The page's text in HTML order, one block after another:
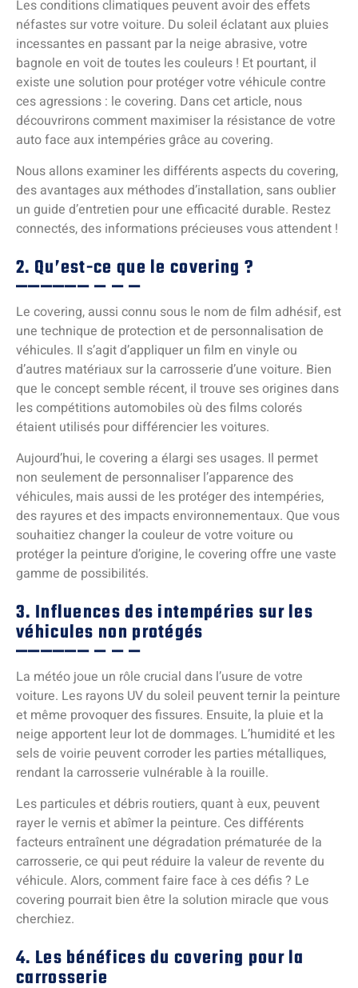
Les conditions climatiques peuvent avoir des effets
néfastes sur votre voiture. Du soleil éclatant aux pluies
incessantes en passant par la neige abrasive, votre
bagnole en voit de toutes les couleurs ! Et pourtant, il
existe une solution pour protéger votre véhicule contre
ces agressions : le covering. Dans cet article, nous
découvrirons comment maximiser la résistance de votre
auto face aux intempéries grâce au covering.
Nous allons examiner les différents aspects du covering,
des avantages aux méthodes d’installation, sans oublier
un guide d’entretien pour une efficacité durable. Restez
connectés, des informations précieuses vous attendent !
2. Qu’est-ce que le covering ?
Le covering, aussi connu sous le nom de film adhésif, est
une technique de protection et de personnalisation de
véhicules. Il s’agit d’appliquer un film en vinyle ou
d’autres matériaux sur la carrosserie d’une voiture. Bien
que le concept semble récent, il trouve ses origines dans
les compétitions automobiles où des films colorés
étaient utilisés pour différencier les voitures.
Aujourd’hui, le covering a élargi ses usages. Il permet
non seulement de personnaliser l’apparence des
véhicules, mais aussi de les protéger des intempéries,
des rayures et des impacts environnementaux. Que vous
souhaitiez changer la couleur de votre voiture ou
protéger la peinture d’origine, le covering offre une vaste
gamme de possibilités.
3. Influences des intempéries sur les
véhicules non protégés
La météo joue un rôle crucial dans l’usure de votre
voiture. Les rayons UV du soleil peuvent ternir la peinture
et même provoquer des fissures. Ensuite, la pluie et la
neige apportent leur lot de dommages. L’humidité et les
sels de voirie peuvent corroder les parties métalliques,
rendant la carrosserie vulnérable à la rouille.
Les particules et débris routiers, quant à eux, peuvent
rayer le vernis et abîmer la peinture. Ces différents
facteurs entraînent une dégradation prématurée de la
carrosserie, ce qui peut réduire la valeur de revente du
véhicule. Alors, comment faire face à ces défis ? Le
covering pourrait bien être la solution miracle que vous
cherchiez.
4. Les bénéfices du covering pour la
carrosserie